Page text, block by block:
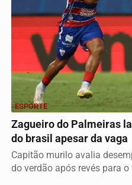
ESPORTE
Zagueiro do Palmeiras
do brasil apesar da vaga
Capitão murilo avalia
do verdão após revés para